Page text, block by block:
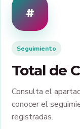
#
Seguimiento
Total de
Consulta el
conocer el
registradas.